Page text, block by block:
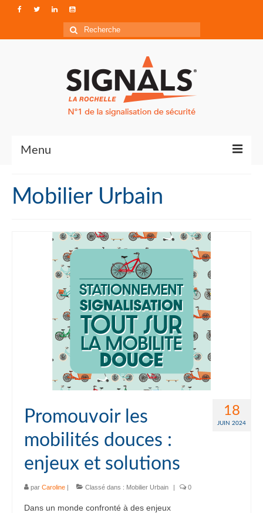
Rechercher
:
Menu
Qui sommes-nous ?
Accéder à Signals
Mobilier Urbain
18
JUIN 2024
Promouvoir les
mobilités douces :
enjeux et solutions
par Caroline | Classé dans : Mobilier Urbain | 0
Dans un monde confronté à des enjeux